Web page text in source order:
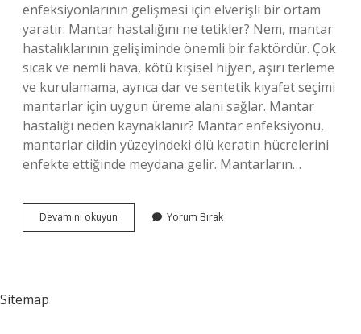
enfeksiyonlarının gelişmesi için elverişli bir ortam
yaratır. Mantar hastalığını ne tetikler? Nem, mantar
hastalıklarının gelişiminde önemli bir faktördür. Çok
sıcak ve nemli hava, kötü kişisel hijyen, aşırı terleme
ve kurulamama, ayrıca dar ve sentetik kıyafet seçimi
mantarlar için uygun üreme alanı sağlar. Mantar
hastalığı neden kaynaklanır? Mantar enfeksiyonu,
mantarlar cildin yüzeyindeki ölü keratin hücrelerini
enfekte ettiğinde meydana gelir. Mantarların…
Devamını okuyun
Hastalığı
Yorum Bırak
Sitemap